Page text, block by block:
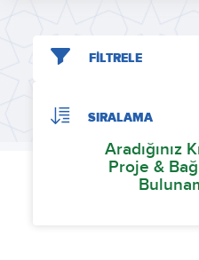
FİLTRELE
SIRALAMA
Aradığınız
Proje &